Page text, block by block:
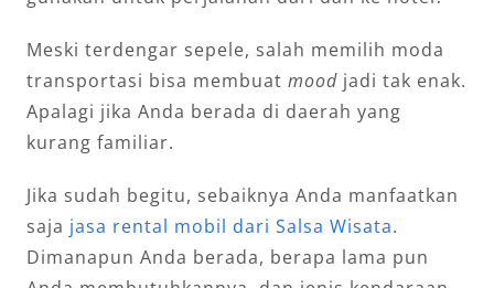
Meski terdengar sepele, salah memilih moda
transportasi bisa membuat mood jadi tak enak.
Apalagi jika Anda berada di daerah yang
kurang familiar.
Jika sudah begitu, sebaiknya Anda manfaatkan
saja jasa rental mobil dari Salsa Wisata.
Dimanapun Anda berada, berapa lama pun